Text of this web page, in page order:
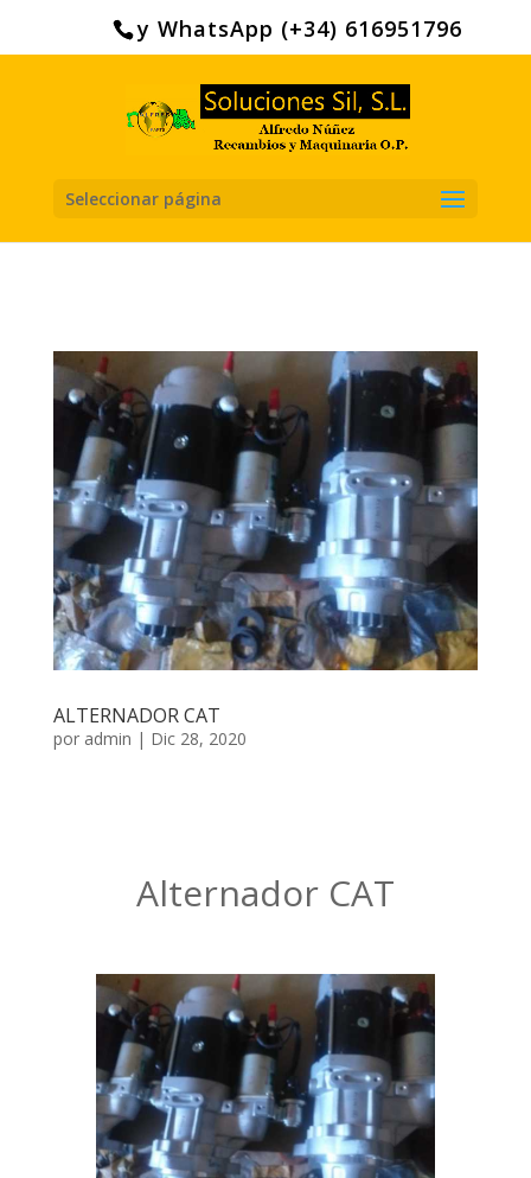
y WhatsApp (+34) 616951796
Seleccionar página
ALTERNADOR CAT
por admin | Dic 28, 2020
Alternador CAT